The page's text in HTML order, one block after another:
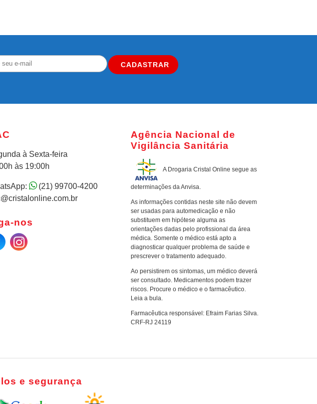
CADASTRAR
Agência Nacional de
Vigilância Sanitária
A Drogaria Cristal Online segue as
determinações da Anvisa.
As informações contidas neste site não devem
ser usadas para automedicação e não
substituem em hipótese alguma as
orientações dadas pelo profissional da área
médica. Somente o médico está apto a
diagnosticar qualquer problema de saúde e
prescrever o tratamento adequado.
Ao persistirem os sintomas, um médico deverá
ser consultado. Medicamentos podem trazer
riscos. Procure o médico e o farmacêutico.
Leia a bula.
Farmacêutica responsável: Efraim Farias Silva.
CRF-RJ 24119
à Sexta-feira
às 19:00h
(21) 99700-4200
nos
e segurança